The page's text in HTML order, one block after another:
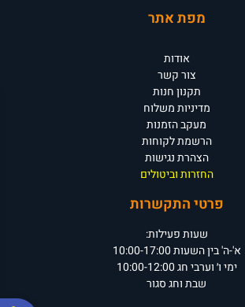
מפת אתר
אודות
צור קשר
תקנון חנות
מדיניות משלוח
מעקב הזמנות
הרשמת לקוחות
הצהרת נגישות
החזרות וביטולים
פרטי התקשרות
שעות פעילות:
א'-ה' בין השעות 10:00-17:00
ימי ו׳ וערבי חג 10:00-12:00
שבת וחג סגור